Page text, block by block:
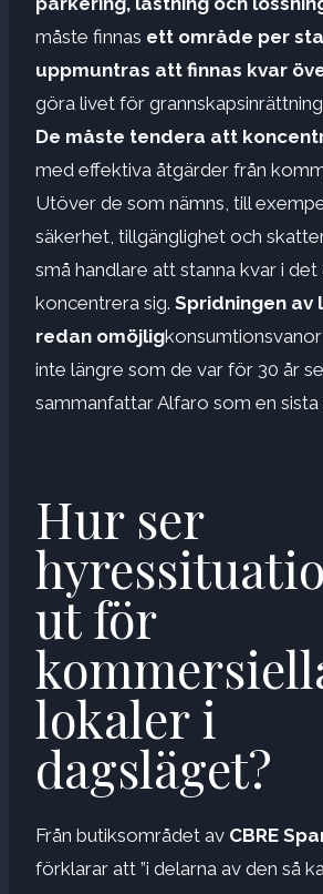
måste finnas ett område per
uppmuntras att finnas kvar
göra livet för
De måste tendera att
med effektiva åtgärder från
Utöver de som nämns, till
säkerhet, tillgänglighet och
små handlare att stanna kvar i
koncentrera sig. Spridningen av
redan omöjlig
inte längre som de var för 30 år
sammanfattar Alfaro som en sista
Hur ser
ut för
lokaler i
dagsläget?
Från butiksområdet av CBRE
förklarar att ”i delarna av den så